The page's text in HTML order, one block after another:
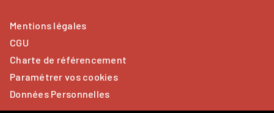
Mentions légales
CGU
Charte de référencement
Paramétrer vos cookies
Données Personnelles